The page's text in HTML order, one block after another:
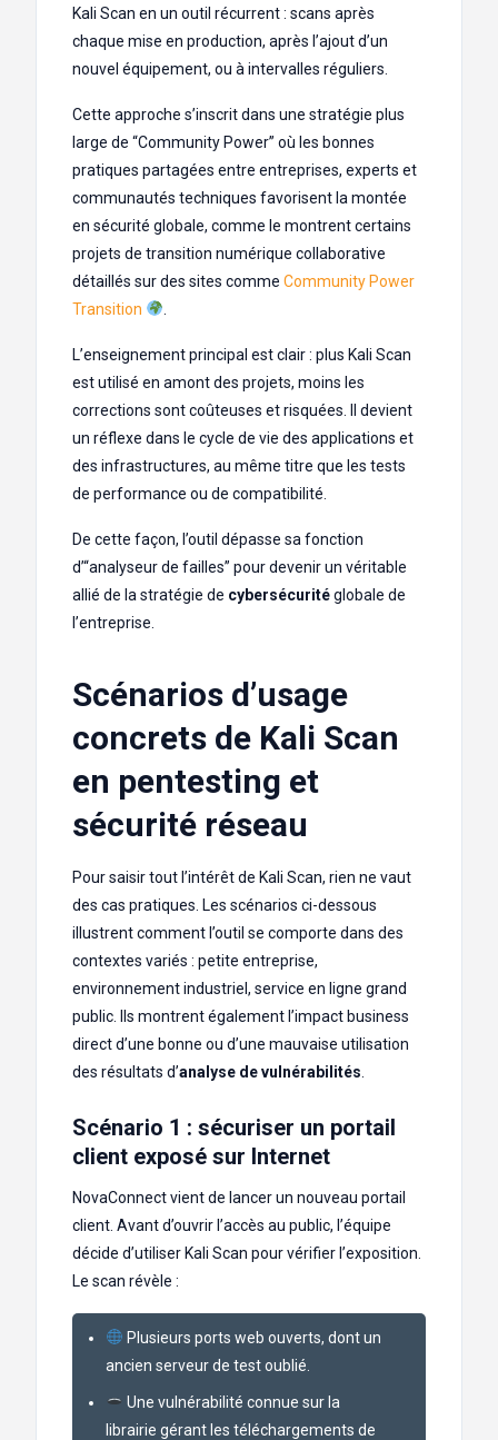
Kali Scan en un outil récurrent : scans après
chaque mise en production, après l’ajout d’un
nouvel équipement, ou à intervalles réguliers.
Cette approche s’inscrit dans une stratégie plus
large de “Community Power” où les bonnes
pratiques partagées entre entreprises, experts et
communautés techniques favorisent la montée
en sécurité globale, comme le montrent certains
projets de transition numérique collaborative
détaillés sur des sites comme Community Power
Transition
L’enseignement principal est clair : plus Kali Scan
est utilisé en amont des projets, moins les
corrections sont coûteuses et risquées. Il devient
un réflexe dans le cycle de vie des applications et
des infrastructures, au même titre que les tests
de performance ou de compatibilité.
De cette façon, l’outil dépasse sa fonction
d’“analyseur de failles” pour devenir un véritable
allié de la stratégie de cybersécuritéglobale de
l’entreprise.
Scénarios d’usage
concrets de Kali Scan
en pentesting et
sécurité réseau
Pour saisir tout l’intérêt de Kali Scan, rien ne vaut
des cas pratiques. Les scénarios ci-dessous
illustrent comment l’outil se comporte dans des
contextes variés : petite entreprise,
environnement industriel, service en ligne grand
public. Ils montrent également l’impact business
direct d’une bonne ou d’une mauvaise utilisation
des résultats d’analyse de vulnérabilités
Scénario 1 : sécuriser un portail
client exposé sur Internet
NovaConnect vient de lancer un nouveau portail
client. Avant d’ouvrir l’accès au public, l’équipe
décide d’utiliser Kali Scan pour vérifier l’exposition.
Le scan révèle :
Plusieurs ports web ouverts, dont un
ancien serveur de test oublié.
Une vulnérabilité connue sur la
librairie gérant les téléchargements de